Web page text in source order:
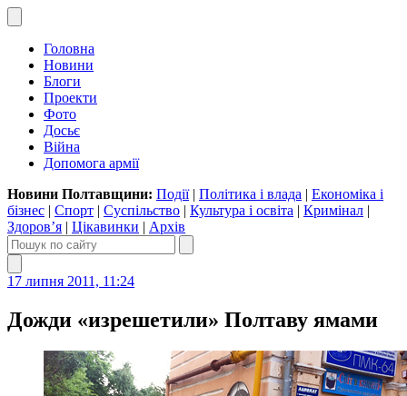
Головна
Новини
Блоги
Проекти
Фото
Досьє
Війна
Допомога армії
Новини Полтавщини: Події| Політика і влада | Економіка і
бізнес | Спорт | Суспільство | Культура і освіта | Кримінал |
Здоров’я | Цікавинки | Архів
17 липня 2011, 11:24
Дожди «изрешетили» Полтаву ямами